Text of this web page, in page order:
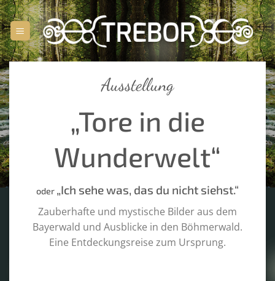
Zum
Inhalt
springen
Ausstellung
„Tore in die
Wunderwelt“
oder „Ich sehe was, das du nicht siehst.“
Zauberhafte und mystische Bilder aus dem
Bayerwald und Ausblicke in den Böhmerwald.
Eine Entdeckungsreise zum Ursprung.